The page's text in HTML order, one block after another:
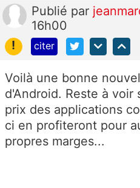
Publié par
16h00
!
citer
Voilà une bonne
d'Android. Reste à voir
prix des applications
ci en profiteront pour
propres marges...